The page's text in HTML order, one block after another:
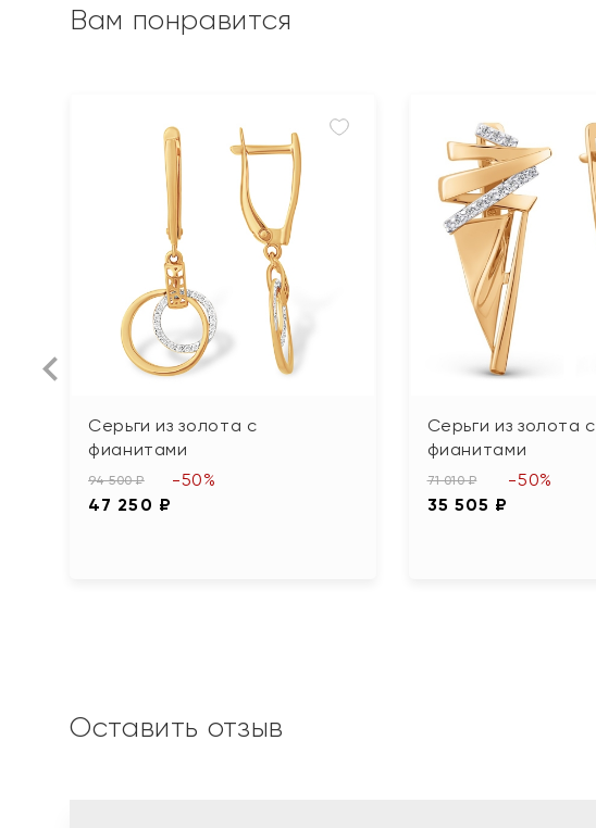
Вам понравится
Серьги из золота с
фианитами
94 500 ₽
47 250 ₽
-50%
Серьги из золота с
фианитами
71 010 ₽
35 505 ₽
-50%
Оставить отзыв